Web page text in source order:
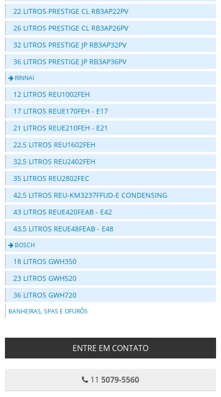
22 LITROS PRESTIGE CL RB3AP22PV
26 LITROS PRESTIGE CL RB3AP26PV
32 LITROS PRESTIGE JP RB3AP32PV
36 LITROS PRESTIGE JP RB3AP36PV
RINNAI
12 LITROS REU1002FEH
17 LITROS REUE170FEH - E17
21 LITROS REUE210FEH - E21
22,5 LITROS REU1602FEH
32,5 LITROS REU2402FEH
35 LITROS REU2802FEC
42,5 LITROS REU-KM3237FFUD-E CONDENSING
43 LITROS REUE420FEAB - E42
43,5 LITROS REUE48FEAB - E48
BOSCH
18 LITROS GWH350
23 LITROS GWH520
36 LITROS GWH720
BANHEIRAS, SPAS E OFURÔS
ENTRE EM CONTATO
11 5079-5560